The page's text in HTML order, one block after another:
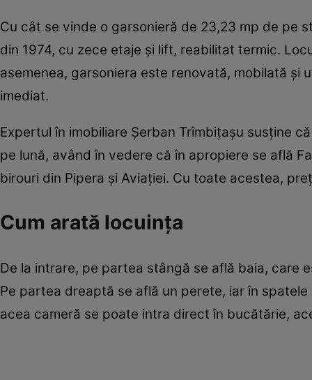
Cu cât se vinde o garsonieră de 23,23 mp de pe
din 1974, cu zece etaje și lift, reabilitat termic.
asemenea, garsoniera este renovată, mobilată și
imediat.
Expertul în imobiliare Șerban Trîmbițașu susține
pe lună, având în vedere că în apropiere se află
birouri din Pipera și Aviației. Cu toate acestea,
Cum arată locuința
De la intrare, pe partea stângă se află baia, care
Pe partea dreaptă se află un perete, iar în
acea cameră se poate intra direct în bucătărie,